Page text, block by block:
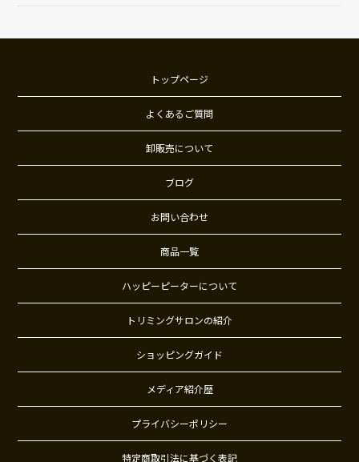
トップページ
よくあるご質問
卸販売について
ブログ
お問い合わせ
商品一覧
ハッピーピーターについて
トリミングサロンの紹介
ショッピングガイド
メディア紹介歴
プライバシーポリシー
特定商取引法に基づく表記